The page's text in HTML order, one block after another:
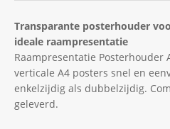
Transparante posterhouder
ideale raampresentatie
Raampresentatie Posterhouder
verticale A4 posters snel en
enkelzijdig als dubbelzijdig.
geleverd.